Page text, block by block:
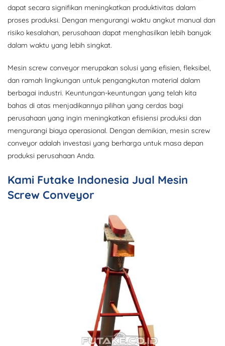
dapat secara signifikan meningkatkan produktivitas dalam
proses produksi. Dengan mengurangi waktu angkut manual dan
risiko kesalahan, perusahaan dapat menghasilkan lebih banyak
dalam waktu yang lebih singkat.
Mesin screw conveyor merupakan solusi yang efisien, fleksibel,
dan ramah lingkungan untuk pengangkutan material dalam
berbagai industri. Keuntungan-keuntungan yang telah kita
bahas di atas menjadikannya pilihan yang cerdas bagi
perusahaan yang ingin meningkatkan efisiensi produksi dan
mengurangi biaya operasional. Dengan demikian, mesin screw
conveyor adalah investasi yang berharga untuk masa depan
produksi perusahaan Anda.
Kami Futake Indonesia Jual Mesin
Screw Conveyor